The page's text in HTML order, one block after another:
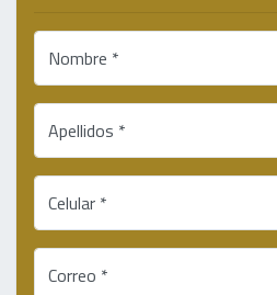
Nombre *
Apellidos *
Celular *
Correo *